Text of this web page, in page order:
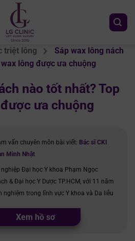
triệt lông
Sáp wax lông nách
lông được ưa chuộng
nào tốt nhất? Top
ưa chuộng
vấn chuyên môn bài viết: Bác sĩ CKI
Minh Nhật
Đại học Y khoa Phạm Ngọc
& Đại học Y Dược TP.HCM, với 11 năm
nghiệm trong lĩnh vực Y khoa và Da liễu
Xem hồ sơ